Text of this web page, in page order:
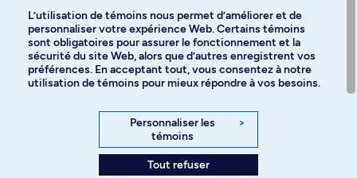
Langues
Facebook Instagram
YouTube
L’utilisation de témoins nous permet d’améliorer et de
personnaliser votre expérience Web. Certains témoins
sont obligatoires pour assurer le fonctionnement et la
sécurité du site Web, alors que d’autres enregistrent vos
préférences. En acceptant tout, vous consentez à notre
utilisation de témoins pour mieux répondre à vos besoins.
Personnaliser les
témoins
>
Tout refuser